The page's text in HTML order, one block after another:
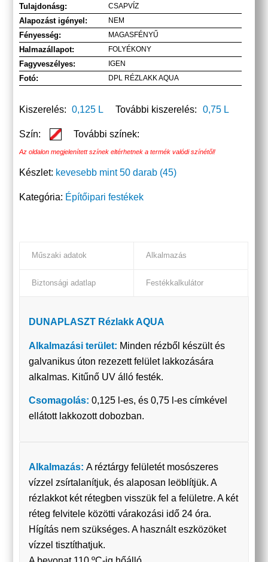
Tulajdonásg: CSAPVÍZ
Alapozást igényel: NEM
Fényesség: MAGASFÉNYŰ
Halmazállapot: FOLYÉKONY
Fagyveszélyes: IGEN
Fotó: DPL RÉZLAKK AQUA
Kiszerelés: 0,125 L További kiszerelés: 0,75 L
Szín: További színek:
Az oldalon megjelenített színek eltérhetnek a termék valódi színétől!
Készlet: kevesebb mint 50 darab (45)
Kategória: Építőipari festékek
Műszaki adatok Alkalmazás
Biztonsági adatlap Festékkalkulátor
DUNAPLASZT Rézlakk AQUA
Alkalmazási terület: Minden rézből készült és
galvanikus úton rezezett felület lakkozására
alkalmas. Kitűnő UV álló festék.
Csomagolás: 0,125 l-es, és 0,75 l-es címkével
ellátott lakkozott dobozban.
Alkalmazás:A réztárgy felületét mosószeres
vízzel zsírtalanítjuk, és alaposan leöblítjük. A
rézlakkot két rétegben visszük fel a felületre. A két
réteg felvitele közötti várakozási idő 24 óra.
Hígítás nem szükséges. A használt eszközöket
vízzel tisztíthatjuk.